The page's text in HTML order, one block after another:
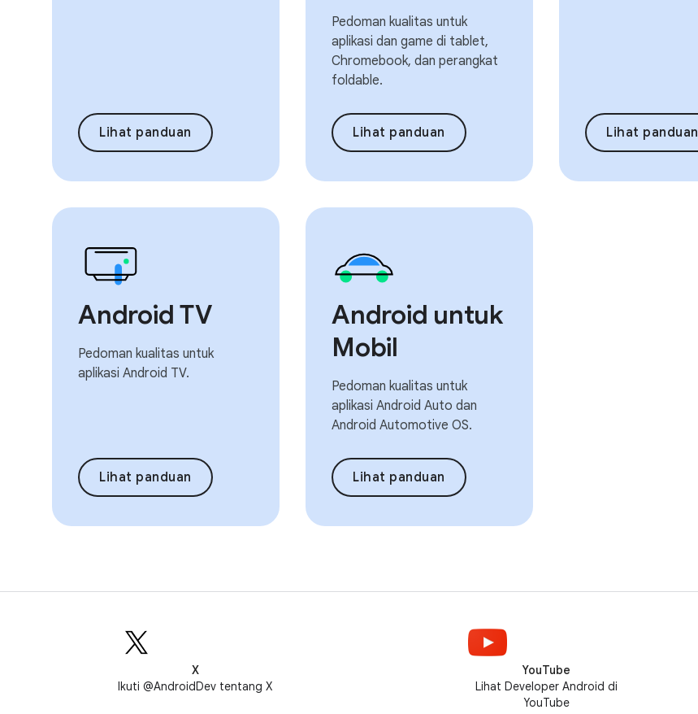
Lihat panduan
Pedoman kualitas untuk
aplikasi dan game di tablet,
Chromebook, dan perangkat
foldable.
Lihat panduan Lihat panduan
Android TV
Pedoman kualitas untuk
aplikasi Android TV.
Lihat panduan
Android untuk
Mobil
Pedoman kualitas untuk
aplikasi Android Auto dan
Android Automotive OS.
Lihat panduan
X
Ikuti @AndroidDev tentang X
YouTube
Lihat Developer Android di
YouTube